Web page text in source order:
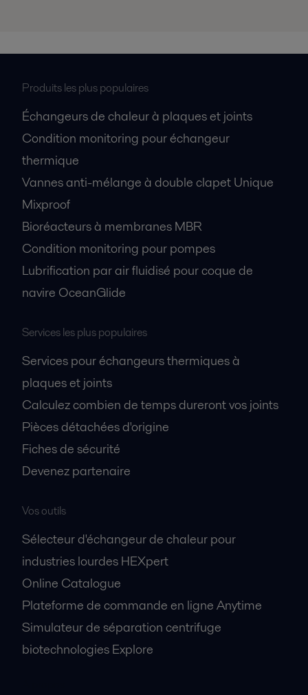
Produits les plus populaires
Échangeurs de chaleur à plaques et joints
Condition monitoring pour échangeur
thermique
Vannes anti-mélange à double clapet Unique
Mixproof
Bioréacteurs à membranes MBR
Condition monitoring pour pompes
Lubrification par air fluidisé pour coque de
navire OceanGlide
Services les plus populaires
Services pour échangeurs thermiques à
plaques et joints
Calculez combien de temps dureront vos joints
Pièces détachées d'origine
Fiches de sécurité
Devenez partenaire
Vos outils
Sélecteur d'échangeur de chaleur pour
industries lourdes HEXpert
Online Catalogue
Plateforme de commande en ligne Anytime
Simulateur de séparation centrifuge
biotechnologies Explore